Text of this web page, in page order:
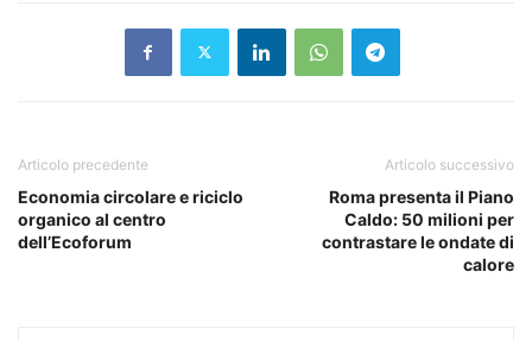
Articolo precedente
Economia circolare e riciclo
organico al centro
dell’Ecoforum
Articolo successivo
Roma presenta il Piano
Caldo: 50 milioni per
contrastare le ondate di
calore